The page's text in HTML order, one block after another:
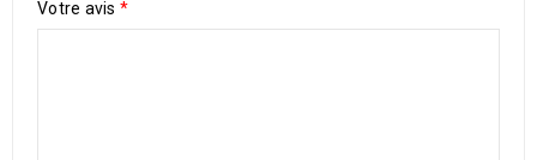
Votre avis *